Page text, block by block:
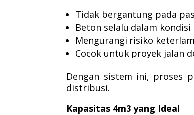
Tidak bergantung pada
Beton selalu dalam
Mengurangi risiko
Cocok untuk proyek jalan
Dengan sistem ini, proses
distribusi.
Kapasitas 4m3 yang Ideal